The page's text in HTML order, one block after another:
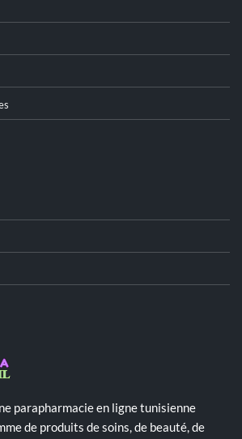
parapharmacie en ligne tunisienne
de produits de soins, de beauté, de